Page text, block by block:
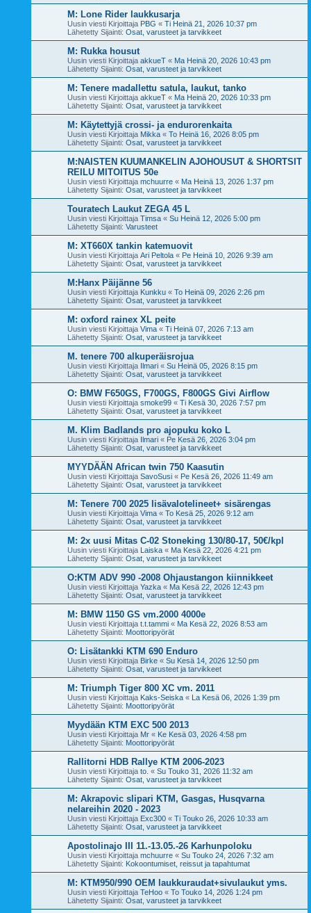
M: Lone Rider laukkusarja
Uusin viesti Kirjoittaja PBG « Ti Heinä 21, 2026 10:37 pm
Lähetetty Sijainti: Osat, varusteet ja tarvikkeet
M: Rukka housut
Uusin viesti Kirjoittaja akkueT « Ma Heinä 20, 2026 10:43 pm
Lähetetty Sijainti: Osat, varusteet ja tarvikkeet
M: Tenere madallettu satula, laukut, tanko
Uusin viesti Kirjoittaja akkueT « Ma Heinä 20, 2026 10:33 pm
Lähetetty Sijainti: Osat, varusteet ja tarvikkeet
M: Käytettyjä crossi- ja endurorenkaita
Uusin viesti Kirjoittaja Mikka « To Heinä 16, 2026 8:05 pm
Lähetetty Sijainti: Osat, varusteet ja tarvikkeet
M:NAISTEN KUUMANKELIN AJOHOUSUT & SHORTSIT
REILU MITOITUS 50e
Uusin viesti Kirjoittaja mchuurre « Ma Heinä 13, 2026 1:37 pm
Lähetetty Sijainti: Osat, varusteet ja tarvikkeet
Touratech Laukut ZEGA 45 L
Uusin viesti Kirjoittaja Timsa « Su Heinä 12, 2026 5:00 pm
Lähetetty Sijainti: Varusteet
M: XT660X tankin katemuovit
Uusin viesti Kirjoittaja Ari Peltola « Pe Heinä 10, 2026 9:39 am
Lähetetty Sijainti: Osat, varusteet ja tarvikkeet
M:Hanx Päijänne 56
Uusin viesti Kirjoittaja Kunkku « To Heinä 09, 2026 2:26 pm
Lähetetty Sijainti: Osat, varusteet ja tarvikkeet
M: oxford rainex XL peite
Uusin viesti Kirjoittaja Vima « Ti Heinä 07, 2026 7:13 am
Lähetetty Sijainti: Osat, varusteet ja tarvikkeet
M. tenere 700 alkuperäisrojua
Uusin viesti Kirjoittaja Ilmari « Su Heinä 05, 2026 8:15 pm
Lähetetty Sijainti: Osat, varusteet ja tarvikkeet
O: BMW F650GS, F700GS, F800GS Givi Airflow
Uusin viesti Kirjoittaja smoke99 « Ti Kesä 30, 2026 7:57 pm
Lähetetty Sijainti: Osat, varusteet ja tarvikkeet
M. Klim Badlands pro ajopuku koko L
Uusin viesti Kirjoittaja Ilmari « Pe Kesä 26, 2026 3:04 pm
Lähetetty Sijainti: Osat, varusteet ja tarvikkeet
MYYDÄÄN African twin 750 Kaasutin
Uusin viesti Kirjoittaja SavoSusi « Pe Kesä 26, 2026 11:49 am
Lähetetty Sijainti: Osat, varusteet ja tarvikkeet
M: Tenere 700 2025 lisävalotelineet+ sisärengas
Uusin viesti Kirjoittaja Vima « To Kesä 25, 2026 9:12 am
Lähetetty Sijainti: Osat, varusteet ja tarvikkeet
M: 2x uusi Mitas C-02 Stoneking 130/80-17, 50€/kpl
Uusin viesti Kirjoittaja Laiska « Ma Kesä 22, 2026 4:21 pm
Lähetetty Sijainti: Osat, varusteet ja tarvikkeet
O:KTM ADV 990 -2008 Ohjaustangon kiinnikkeet
Uusin viesti Kirjoittaja Yazka « Ma Kesä 22, 2026 12:43 pm
Lähetetty Sijainti: Osat, varusteet ja tarvikkeet
M: BMW 1150 GS vm.2000 4000e
Uusin viesti Kirjoittaja t.t.tammi « Ma Kesä 22, 2026 8:53 am
Lähetetty Sijainti: Moottoripyörät
O: Lisätankki KTM 690 Enduro
Uusin viesti Kirjoittaja Birke « Su Kesä 14, 2026 12:50 pm
Lähetetty Sijainti: Osat, varusteet ja tarvikkeet
M: Triumph Tiger 800 XC vm. 2011
Uusin viesti Kirjoittaja Kaks-Seiska « La Kesä 06, 2026 1:39 pm
Lähetetty Sijainti: Moottoripyörät
Myydään KTM EXC 500 2013
Uusin viesti Kirjoittaja Mr « Ke Kesä 03, 2026 4:58 pm
Lähetetty Sijainti: Moottoripyörät
Rallitorni HDB Rallye KTM 2006-2023
Uusin viesti Kirjoittaja to. « Su Touko 31, 2026 11:32 am
Lähetetty Sijainti: Osat, varusteet ja tarvikkeet
M: Akrapovic slipari KTM, Gasgas, Husqvarna
nelareihin 2020 - 2023
Uusin viesti Kirjoittaja Exc300 « Ti Touko 26, 2026 10:33 am
Lähetetty Sijainti: Osat, varusteet ja tarvikkeet
Apostolinajo III 11.-13.05.-26 Karhunpoloku
Uusin viesti Kirjoittaja mchuurre « Su Touko 24, 2026 7:32 am
Lähetetty Sijainti: Kokoontumiset, reissut ja tapahtumat
M: KTM950/990 OEM laukkuraudat+sivulaukut yms.
Uusin viesti Kirjoittaja TeHoo « To Touko 14, 2026 1:24 pm
Lähetetty Sijainti: Osat, varusteet ja tarvikkeet